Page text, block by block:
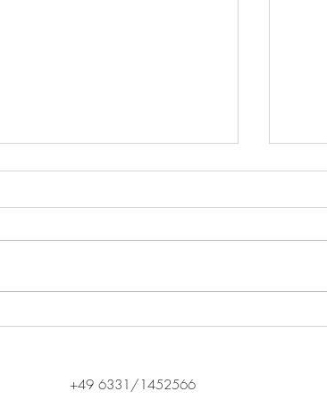
20.04.24
Mia wurde erfolgreich gedeckt.
Wir
+49 6331/1452566